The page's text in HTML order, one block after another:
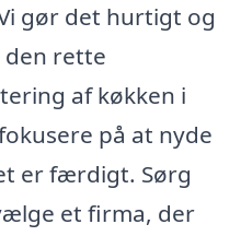
gør det hurtigt og
rette
af køkken i
på at nyde
er færdigt. Sørg
et firma, der